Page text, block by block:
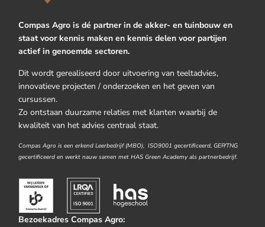
Compas Agro is dé partner in de akker- en tuinbouw en
staat voor kennis maken en kennis delen voor partijen
actief in genoemde sectoren.
Dit wordt gerealiseerd door uitvoering van teeltadvies,
innovatieve projecten / onderzoeken en het geven van
cursussen.
Zo ontstaan duurzame relaties met klanten waarbij de
kwaliteit van het advies centraal staat.
Compas Agro is een erkend Leerbedrijf (MBO), ISO9001 gecertificeerd, GEP/TNG
gecertificeerd en werkt nauw samen met HAS Green Academy als partnerbedrijf.
Bezoekadres Compas Agro: